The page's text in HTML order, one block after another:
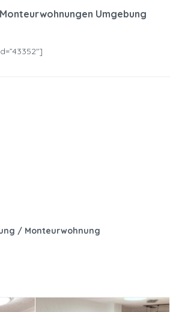
Umgebung
/ Monteurwohnung